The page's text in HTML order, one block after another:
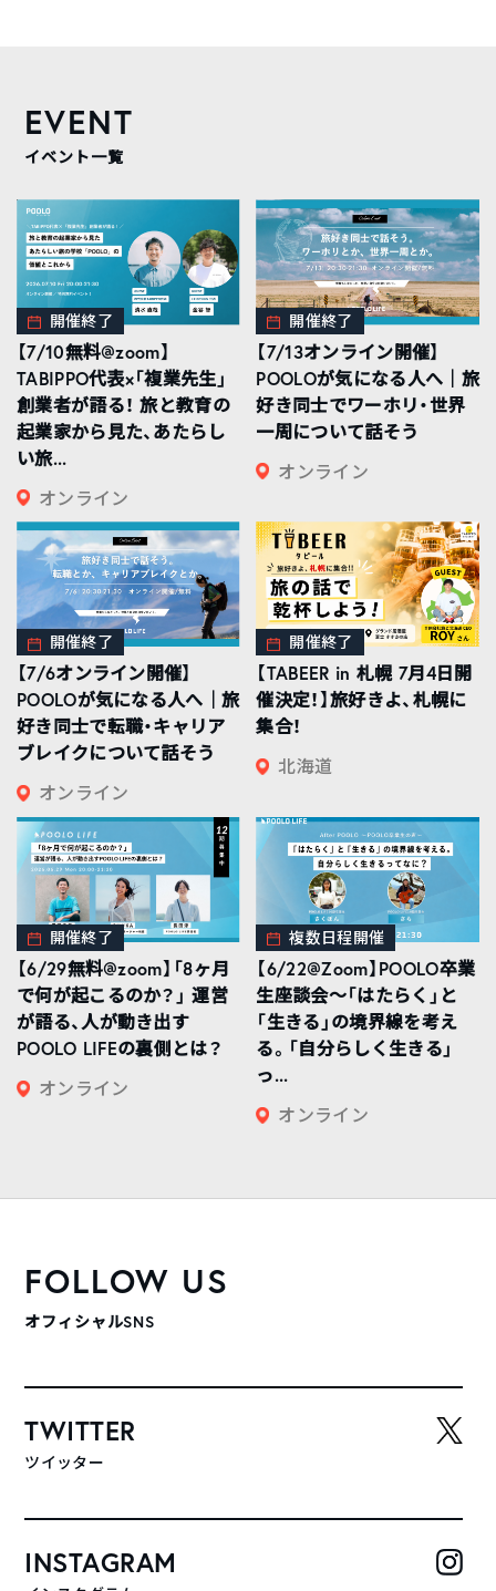
EVENT
イベント一覧
開催終了
【7/10無料@zoom】
TABIPPO代表×「複業先生」
創業者が語る！ 旅と教育の
起業家から見た、あたらし
い旅...
オンライン
開催終了
【7/13オンライン開催】
POOLOが気になる人へ｜旅
好き同士でワーホリ・世界
一周について話そう
オンライン
開催終了
【7/6オンライン開催】
POOLOが気になる人へ｜旅
好き同士で転職・キャリア
ブレイクについて話そう
オンライン
開催終了
【TABEER in 札幌 7月4日開
催決定！】旅好きよ、札幌に
集合！
北海道
開催終了
【6/29無料@zoom】「8ヶ月
で何が起こるのか？」 運営
が語る、人が動き出す
POOLO LIFEの裏側とは？
オンライン
複数日程開催
【6/22@Zoom】POOLO卒業
生座談会〜「はたらく」と
「生きる」の境界線を考え
る。「自分らしく生きる」
っ...
オンライン
FOLLOW US
オフィシャルSNS
TWITTER
ツイッター
INSTAGRAM